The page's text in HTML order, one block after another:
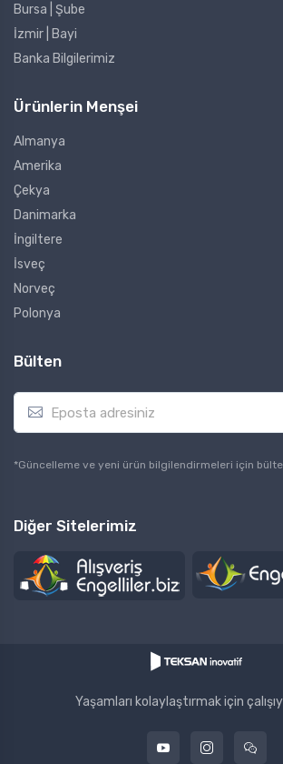
Bursa | Şube
İzmir | Bayi
Banka Bilgilerimiz
Ürünlerin Menşei
Almanya
Amerika
Çekya
Danimarka
İngiltere
İsveç
Norveç
Polonya
Bülten
E
a
l*Güncelleme ve yeni ürün bilgilendirmeleri için
Diğer Sitelerimiz
Yaşamları kolaylaştırmak için